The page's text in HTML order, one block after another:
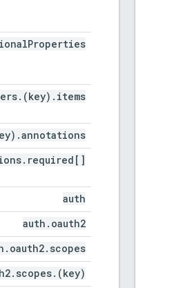
Properties
. (key) . items
.annotations
. required[]
auth
auth . oauth2
. oauth2. scopes
. scopes. (key)